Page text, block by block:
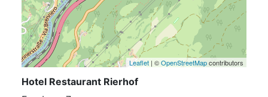
Leaflet | ©OpenStreetMapcontributors
Hotel Restaurant Rierhof